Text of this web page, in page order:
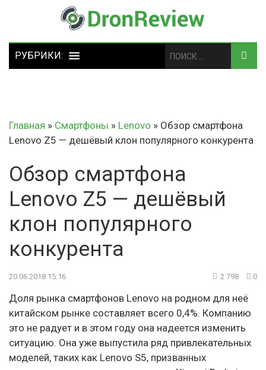
Главная » Смартфоны » Lenovo » Обзор смартфона
Lenovo Z5 — дешёвый клон популярного конкурента
Обзор смартфона
Lenovo Z5 — дешёвый
клон популярного
конкурента
20.06.2018 15:16 2 798 0
Доля рынка смартфонов Lenovo на родном для неё
китайском рынке составляет всего 0,4%. Компанию
это не радует и в этом году она надеется изменить
ситуацию. Она уже выпустила ряд привлекательных
моделей, таких как Lenovo S5, призванных